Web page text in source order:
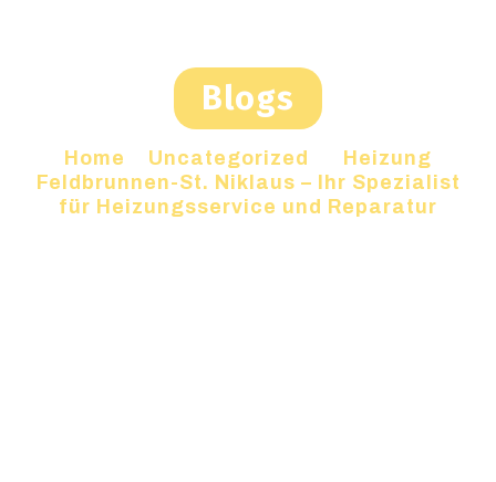
Blogs
Home Uncategorized
Heizung
Feldbrunnen-St. Niklaus – Ihr Spezialist
für Heizungsservice und Reparatur